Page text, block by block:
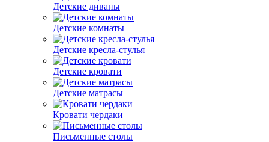
Детские диваны
Детские комнаты
Детские кресла-стулья
Детские кровати
Детские матрасы
Кровати чердаки
Письменные столы